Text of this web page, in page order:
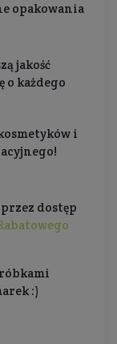
opakowania
jakość
o każdego
i
dostęp
:)